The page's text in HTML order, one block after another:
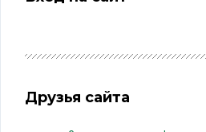
Друзья сайта